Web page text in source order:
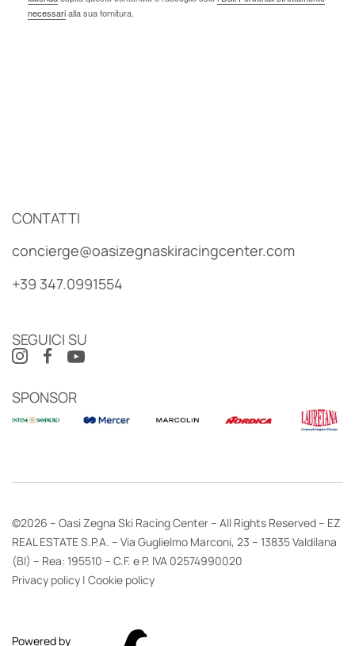
necessarialla sua fornitura.
CONTATTI
concierge@oasizegnaskiracingcenter.com
+39 347.0991554
SEGUICI SU
SPONSOR
©2026 – Oasi Zegna Ski Racing Center – All Rights Reserved – EZ
REAL ESTATE S.P.A. – Via Guglielmo Marconi, 23 – 13835 Valdilana
(BI) – Rea: 195510 – C.F. e P. IVA 02574990020
Privacy policy | Cookie policy
Powered by